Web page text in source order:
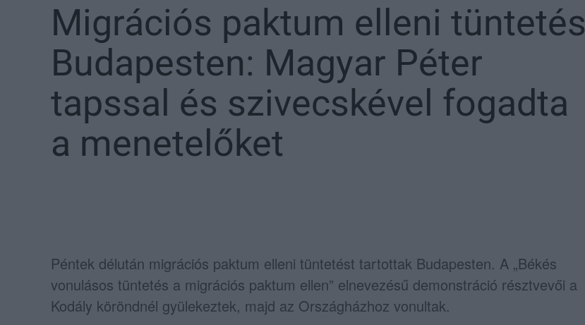
Migrációs paktum elleni tüntetés
Budapesten: Magyar Péter
tapssal és szivecskével fogadta
a menetelőket
Péntek délután migrációs paktum elleni tüntetést tartottak Budapesten. A „Békés
vonulásos tüntetés a migrációs paktum ellen” elnevezésű demonstráció résztvevői a
Kodály köröndnél gyülekeztek, majd az Országházhoz vonultak.